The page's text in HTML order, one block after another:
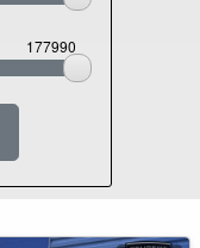
177990